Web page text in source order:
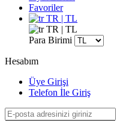
Favoriler
TR | TL
TR | TL
Para Birimi
Hesabım
Üye Girişi
Telefon İle Giriş